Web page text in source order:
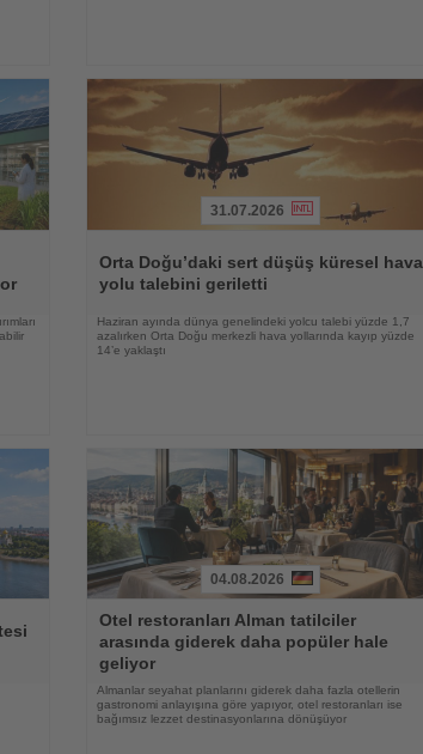
Oku
31.07.2026
Orta Doğu’daki sert düşüş küresel hava
yolu talebini geriletti
Haziran ayında dünya genelindeki yolcu talebi yüzde 1,7
azalırken Orta Doğu merkezli hava yollarında kayıp yüzde
14’e yaklaştı
Oku
04.08.2026
Otel restoranları Alman tatilciler
arasında giderek daha popüler hale
geliyor
Almanlar seyahat planlarını giderek daha fazla otellerin
gastronomi anlayışına göre yapıyor, otel restoranları ise
bağımsız lezzet destinasyonlarına dönüşüyor